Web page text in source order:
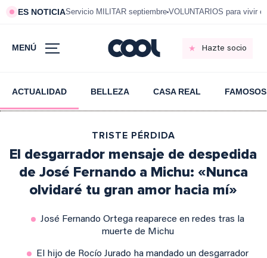
ES NOTICIAServicio MILITAR septiembre VOLUNTARIOS para vivir
MENÚ Hazte socio
ACTUALIDAD BELLEZA CASA REAL FAMOSOS
TRISTE PÉRDIDA
El desgarrador mensaje de despedida
de José Fernando a Michu: «Nunca
olvidaré tu gran amor hacia mí»
José Fernando Ortega reaparece en redes tras la
muerte de Michu
El hijo de Rocío Jurado ha mandado un desgarrador